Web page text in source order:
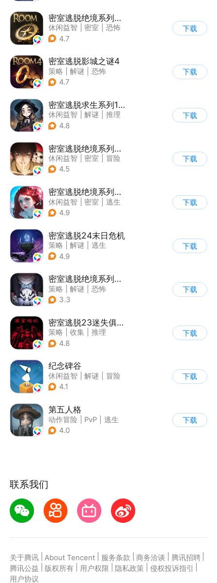
密室逃脱绝境系列2海盗船
休闲益智 密室
恐怖
| 密室逃脱
4.7
下载
密室逃脱影城之谜4
策略 解谜
恐怖
| 密室逃脱
4.7
下载
密室逃脱求生系列1极地冒险
休闲益智 解谜
推理
| 密室逃脱
4.8
下载
密室逃脱绝境系列3画仙奇缘
休闲益智 密室
冒险
| 密室逃脱
4.5
下载
密室逃脱绝境系列4迷失森林
休闲益智 密室
逃生
| 密室逃脱
4.9
下载
密室逃脱24末日危机
策略 解谜
逃生
| 密室逃脱
4.9
下载
密室逃脱绝境系列8酒店惊魂
策略 解谜
恐怖
| 密室逃脱
3.3
下载
密室逃脱23迷失俱乐部
策略 收集
推理
| 密室逃脱
4.8
下载
纪念碑谷
休闲益智 解谜
冒险
| 治愈
4.1
下载
第五人格
动作冒险 PvP
逃生
| 非对称竞技
4.0
下载
联系我们
关于腾讯 About Tencent 服务条款 商务洽谈 腾讯招聘
腾讯公益
版权所有 用户权限 隐私政策 侵权投诉指引
用户协议